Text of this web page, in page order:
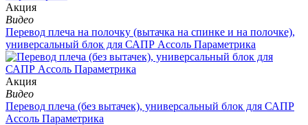
Aкция
Видео
Перевод плеча на полочку (вытачка на спинке и на полочке),
универсальный блок для САПР Ассоль Параметрика
Aкция
Видео
Перевод плеча (без вытачек), универсальный блок для САПР
Ассоль Параметрика